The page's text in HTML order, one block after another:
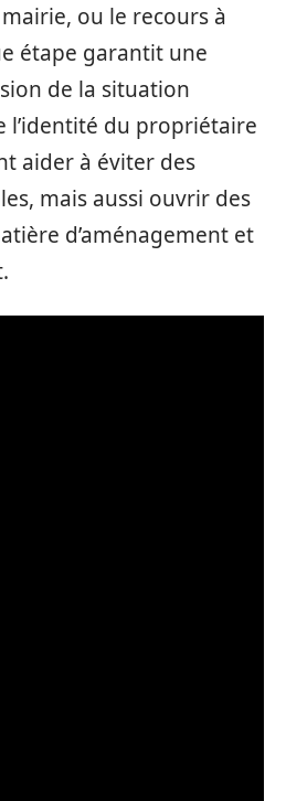
ou le recours à
étape garantit une
de la situation
l’identité du propriétaire
aider à éviter des
mais aussi ouvrir des
d’aménagement et